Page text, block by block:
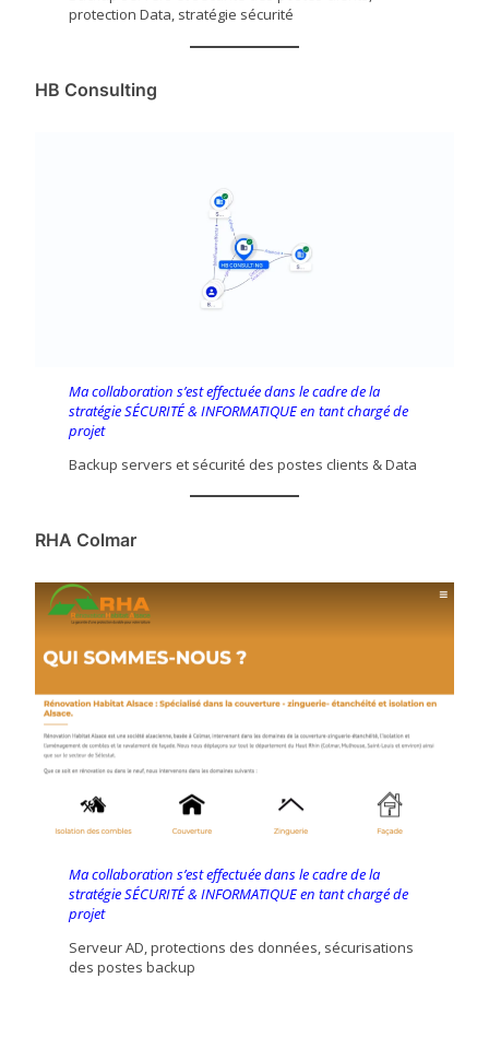
protection Data, stratégie sécurité
HB Consulting
Ma collaboration s’est effectuée dans le cadre de la
stratégie SÉCURITÉ & INFORMATIQUE en tant chargé de
projet
Backup servers et sécurité des postes clients & Data
RHA Colmar
Ma collaboration s’est effectuée dans le cadre de la
stratégie SÉCURITÉ & INFORMATIQUE en tant chargé de
projet
Serveur AD, protections des données, sécurisations
des postes backup